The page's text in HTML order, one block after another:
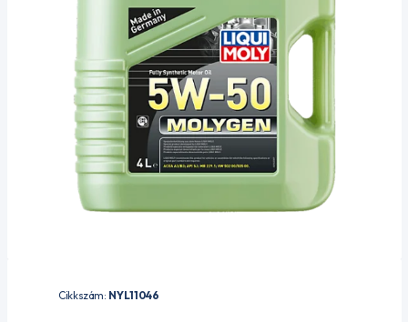
Cikkszám: NYL11046